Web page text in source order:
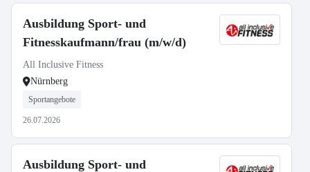
Ausbildung Sport- und
Fitnesskaufmann/frau (m/w/d)
All Inclusive Fitness
Nürnberg
Sportangebote
26.07.2026
Ausbildung Sport- und